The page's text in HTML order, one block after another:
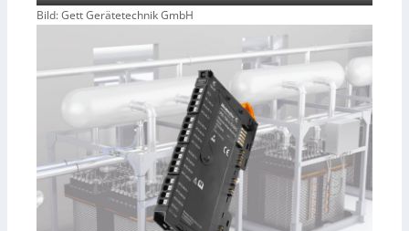
Bild: Gett Gerätetechnik GmbH